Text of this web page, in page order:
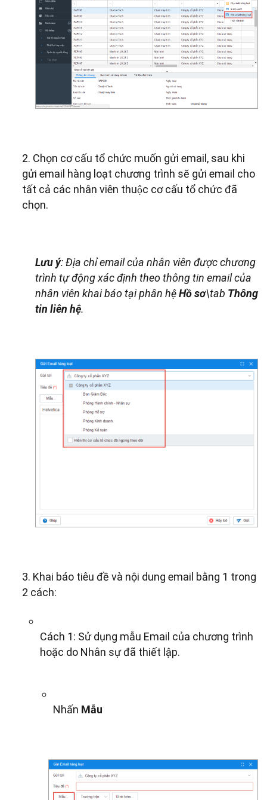
2. Chọn cơ cấu tổ chức muốn gửi email, sau khi
gửi email hàng loạt chương trình sẽ gửi email cho
tất cả các nhân viên thuộc cơ cấu tổ chức đã
chọn.
Lưu ý:Địa chỉ email của nhân viên được chương
trình tự động xác định theo thông tin email của
nhân viên khai báo tại phân hệHồ sơ\tab Thông
tin liên hệ.
3. Khai báo tiêu đề và nội dung email bằng 1 trong
2 cách:
Cách 1: Sử dụng mẫu Email của chương trình
hoặc do Nhân sự đã thiết lập.
Nhấn Mẫu